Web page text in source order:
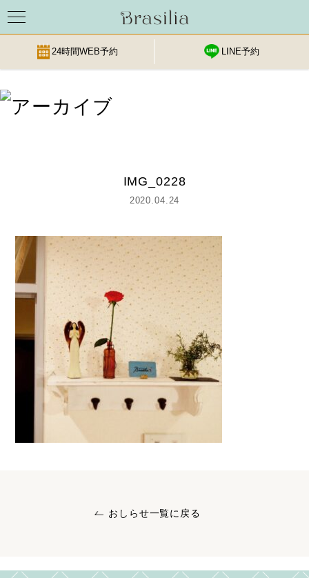
Skip
24時間WEB予約 LINE予約
IMG_0228
2020.04.24
おしらせ一覧に戻る